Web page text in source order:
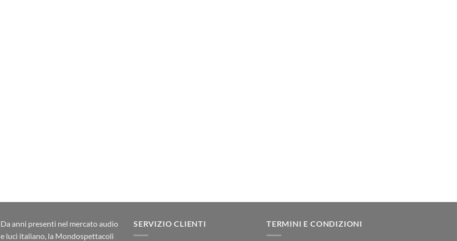
Da anni presenti nel mercato audio
e luci italiano, la Mondospettacoli
SERVIZIO CLIENTI TERMINI E CONDIZIONI